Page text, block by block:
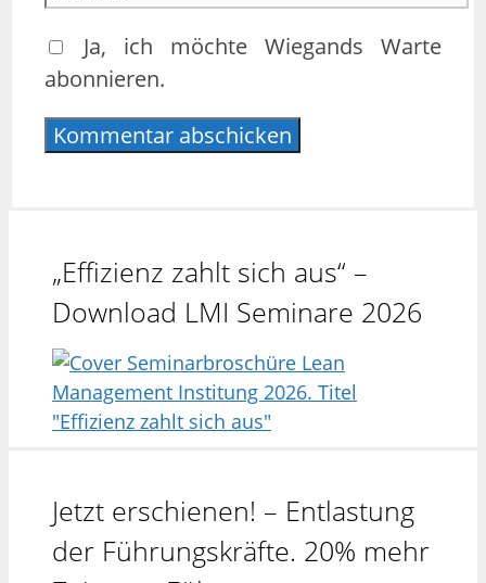
Adresse
Ja, ich möchte Wiegands Warte
abonnieren.
„Effizienz zahlt sich aus“ –
Download LMI Seminare 2026
Jetzt erschienen! – Entlastung
der Führungskräfte. 20% mehr